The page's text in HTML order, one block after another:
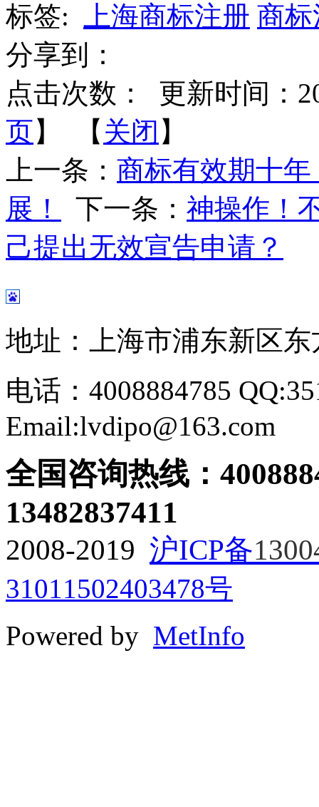
标签: 上海商标注册 商
分享到：
点击次数：
更新时间：
页】 【 关闭 】
上一条： 商标有效期十
展！
下一条： 神操作！
己提出无效宣告申请？
地址：上海市浦东新区东
电话：4008884785
Email:lvdipo@163.com
全国咨询热线：
13482837411
2008-2019 沪ICP备
31011502403478号
Powered by MetInfo